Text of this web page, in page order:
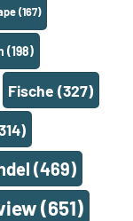
(167)
(198)
Fische (327)
(469)
(651)